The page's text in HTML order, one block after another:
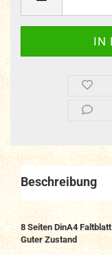
Beschreibung
8 Seiten DinA4 Faltblatt
Guter Zustand